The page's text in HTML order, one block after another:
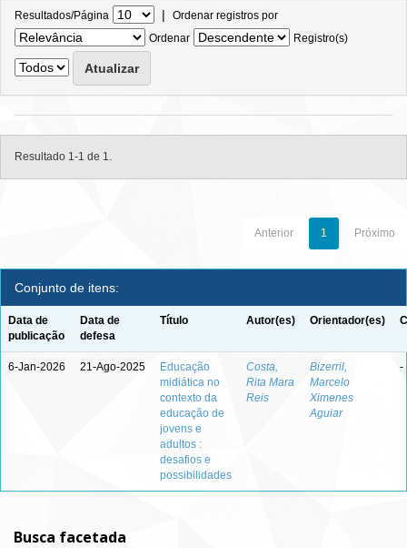
Resultados/Página | Ordenar registros por
Ordenar
Registro(s)
Resultado 1-1 de 1.
Anterior 1 Próximo
Conjunto de itens:
Data de
publicação
Data de
defesa
Título Autor(es) Orientador(es)
6-Jan-2026 21-Ago-2025
Educação
midiática no
contexto da
educação de
jovens e
adultos :
desafios e
possibilidades
Costa,
Rita Mara
Reis
Bizerril,
Marcelo
Ximenes
Aguiar
-
Busca facetada